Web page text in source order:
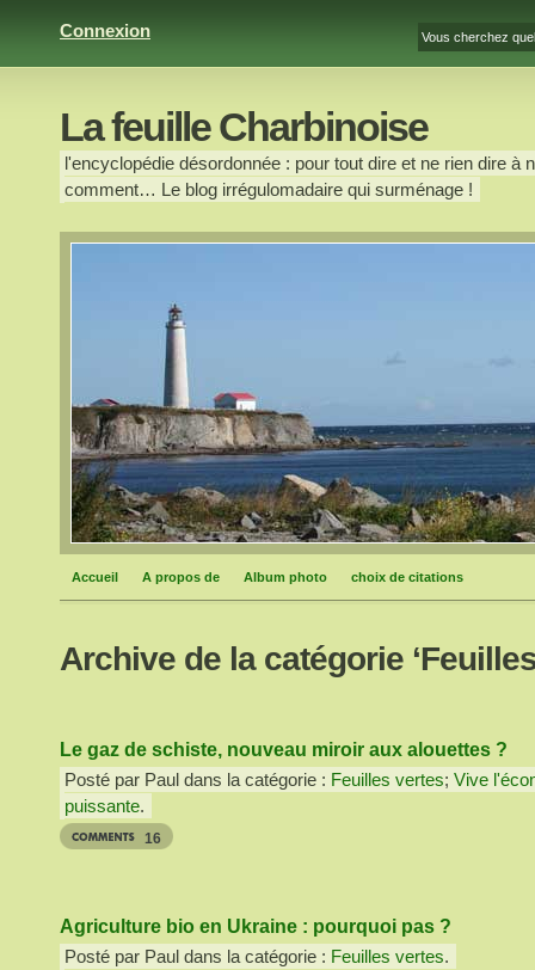
Connexion
La feuille Charbinoise
l'encyclopédie désordonnée : pour tout dire et ne rien dire
comment… Le blog irrégulomadaire qui surménage !
Accueil A propos de Album photo choix de citations
Archive de la catégorie
Le gaz de schiste, nouveau miroir aux alouettes ?
Posté par Paul dans la catégorie : Feuilles vertes; Vive
puissante.
16
Agriculture bio en Ukraine : pourquoi pas ?
Posté par Paul dans la catégorie : Feuilles vertes.